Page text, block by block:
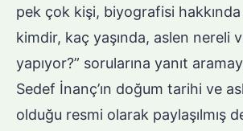
pek çok kişi, biyografisi
kimdir, kaç yaşında, aslen nereli
yapıyor?” sorularına yanıt
Sedef İnanç’ın doğum tarihi ve
olduğu resmi olarak paylaşılmış